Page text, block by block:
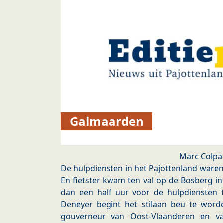
Galmaarden
Marc
De hulpdiensten in het Pajottenland
En fietster kwam ten val op de Bosberg
dan een half uur voor de hulpdiensten
Deneyer begint het stilaan beu te
gouverneur van Oost-Vlaanderen en